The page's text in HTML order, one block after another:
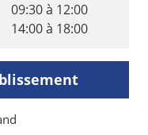
09:30 à 12:00
14:00 à 18:00